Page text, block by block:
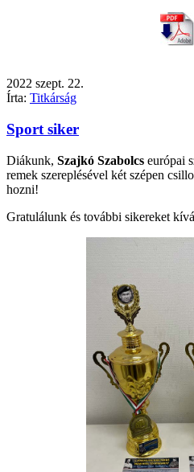
2022 szept. 22.
Írta: Titkárság
Sport siker
Diákunk, Szajkó Szabolcs európai
remek szereplésével két szépen
hozni!
Gratulálunk és további sikereket